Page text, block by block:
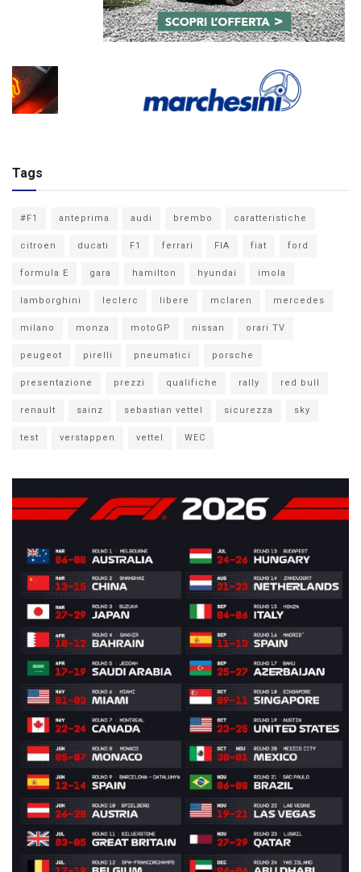
Tags
#F1 anteprima audi brembo caratteristiche
citroen ducati F1 ferrari FIA fiat ford
formula E gara hamilton hyundai imola
lamborghini leclerc libere mclaren mercedes
milano monza motoGP nissan orari TV
peugeot pirelli pneumatici porsche
presentazione prezzi qualifiche rally red bull
renault sainz sebastian vettel sicurezza sky
test verstappen vettel WEC